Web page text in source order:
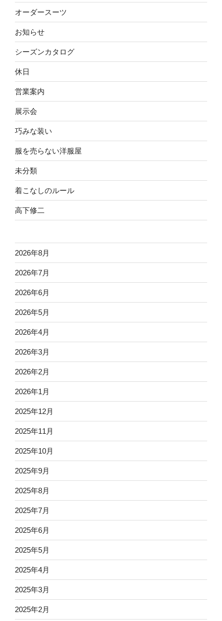
オーダースーツ
お知らせ
シーズンカタログ
休日
営業案内
展示会
巧みな装い
服を売らない洋服屋
未分類
着こなしのルール
高下修二
2026年8月
2026年7月
2026年6月
2026年5月
2026年4月
2026年3月
2026年2月
2026年1月
2025年12月
2025年11月
2025年10月
2025年9月
2025年8月
2025年7月
2025年6月
2025年5月
2025年4月
2025年3月
2025年2月